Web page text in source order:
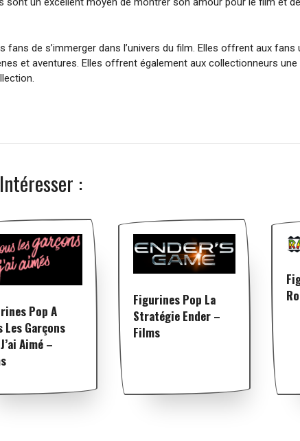
de s’immerger dans l’univers du film. Elles offrent aux fans
et aventures. Elles offrent également aux collectionneurs
:
Pop A
Les Garçons
Aimé –
Figurines Pop La
Stratégie Ender –
Films